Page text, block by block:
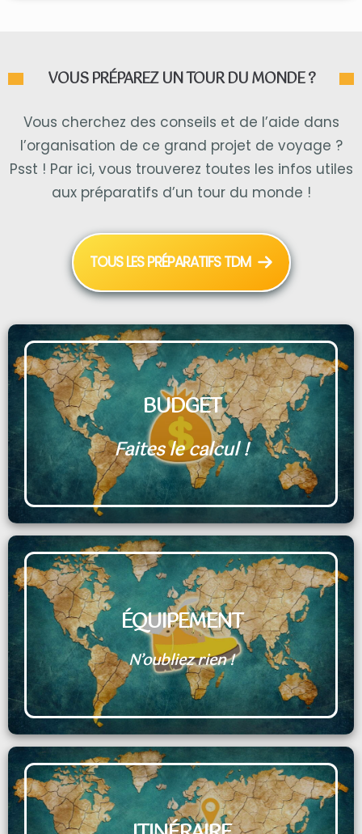
VOUS PRÉPAREZ UN TOUR DU MONDE ?
Vous cherchez des conseils et de l’aide dans
l’organisation de ce grand projet de voyage ?
Psst ! Par ici, vous trouverez toutes les infos utiles
aux préparatifs d’un tour du monde !
TOUS LES PRÉPARATIFS TDM
BUDGET
Faites le calcul !
ÉQUIPEMENT
N’oubliez rien !